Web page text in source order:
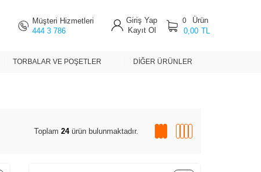
Müşteri Hizmetleri
444 3 786
Giriş Yap
Kayıt Ol
0
Ürün
0,00 TL
TORBALAR VE POŞETLER DIĞER ÜRÜNLER
Toplam24ürün bulunmaktadır.